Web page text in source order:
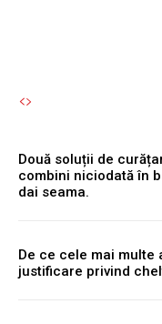
Două soluții de
combini niciodată în
dai seama.
De ce cele mai multe
justificare privind